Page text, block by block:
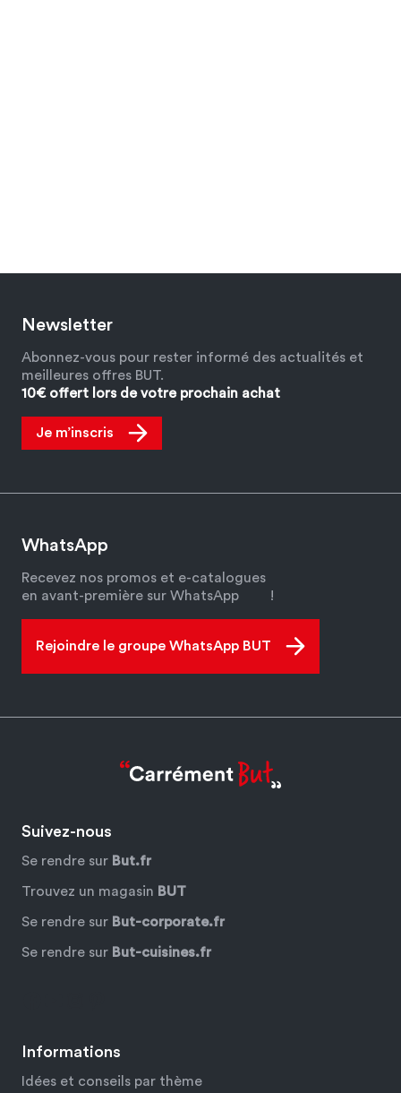
Newsletter
Abonnez-vous pour rester informé des actualités et
meilleures offres BUT.
10€ offert lors de votre prochain achat
Je m’inscris
WhatsApp
Recevez nos promos et e-catalogues
en avant-première sur WhatsApp
!
Rejoindre le groupe WhatsApp BUT
Informations
Idées et conseils par thème
Suivez-nous
Se rendre sur But.fr
Trouvez un magasin BUT
Se rendre sur But-corporate.fr
Se rendre sur But-cuisines.fr